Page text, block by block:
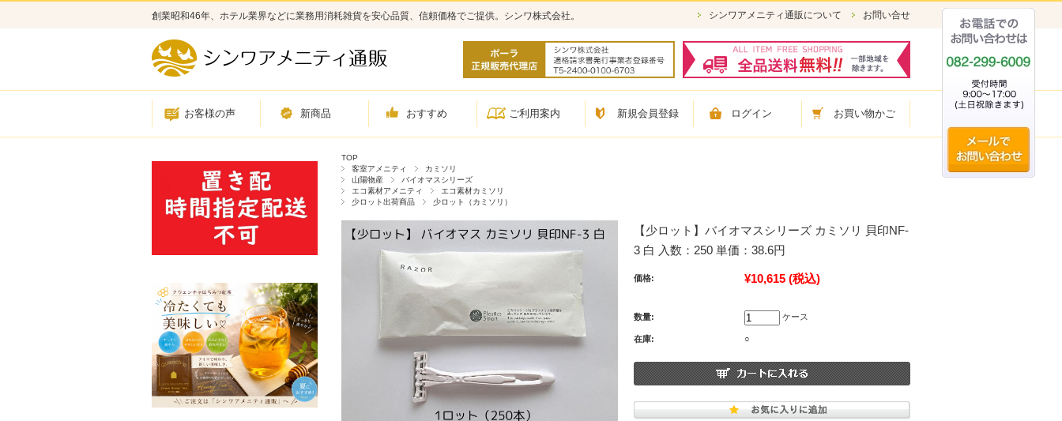
創業昭和46年、ホテル業界などに業務用消耗雑貨を安心品質、信頼価格でご提供。シンワ株式会社。 シンワアメニティ通販について お問い合せ
お客様の声 新商品 おすすめ ご利用案内 新規会員登録 ログイン お買い物かご
TOP
客室アメニティ
カミソリ
山陽物産
バイオマスシリーズ
エコ素材アメニティ
エコ素材カミソリ
少ロット出荷商品
少ロット（カミソリ）
【少ロット】バイオマスシリーズ カミソリ 貝印NF-
3 白 入数：250 単価：38.6円
価格: ¥10,615 (税込)
数量: ケース
在庫: ○